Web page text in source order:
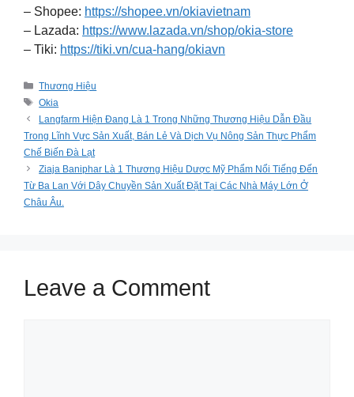
– Shopee: https://shopee.vn/okiavietnam
– Lazada: https://www.lazada.vn/shop/okia-store
– Tiki: https://tiki.vn/cua-hang/okiavn
Categories
Thương Hiệu
Tags
Okia
Langfarm Hiện Đang Là 1 Trong Những Thương Hiệu Dẫn Đầu
Trong Lĩnh Vực Sản Xuất, Bán Lẻ Và Dịch Vụ Nông Sản Thực Phẩm
Chế Biến Đà Lạt
Ziaja Baniphar Là 1 Thương Hiệu Dược Mỹ Phẩm Nổi Tiếng Đến
Từ Ba Lan Với Dây Chuyền Sản Xuất Đặt Tại Các Nhà Máy Lớn Ở
Châu Âu.
Leave a Comment